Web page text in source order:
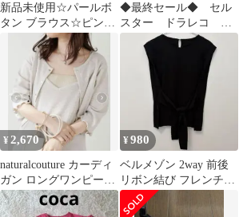
新品未使用☆パールボ
タン ブラウス☆ピンク
ベージュ 前後2way ア
ズノウアズ
◆最終セール◆ セル
スター ドラレコ ド
ライブレコーダー 2カ
メラ 前後撮影
¥2,670
naturalcouture カーディ
ガン ロングワンピース
セットアップ 春
¥980
ベルメゾン 2way 前後
リボン結び フレンチス
リーブブラウス ブラッ
ク